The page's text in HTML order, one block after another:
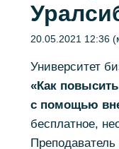
20.05.2021 12:36
Университет
«Как
с помощью
бесплатное,
Преподаватель